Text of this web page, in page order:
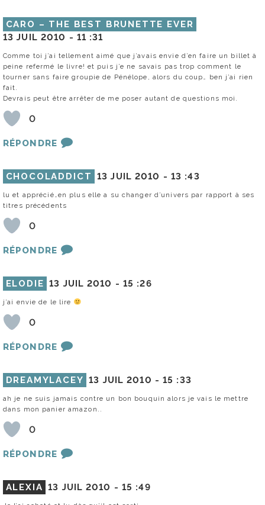
CARO – THE BEST BRUNETTE EVER
13 JUIL 2010 - 11 :31
Comme toi j’ai tellement aimé que j’avais envie d’en faire un billet à
peine refermé le livre! et puis j’e ne savais pas trop comment le
tourner sans faire groupie de Pénélope, alors du coup… ben j’ai rien
fait.
Devrais peut être arrêter de me poser autant de questions moi.
0
RÉPONDRE
CHOCOLADDICT 13 JUIL 2010 - 13 :43
lu et apprécié…en plus elle a su changer d’univers par rapport à ses
titres précédents
0
RÉPONDRE
ELODIE 13 JUIL 2010 - 15 :26
j’ai envie de le lire
0
RÉPONDRE
DREAMYLACEY 13 JUIL 2010 -15 :33
ah je ne suis jamais contre un bon bouquin alors je vais le mettre
dans mon panier amazon..
0
RÉPONDRE
ALEXIA 13 JUIL 2010 - 15 :49